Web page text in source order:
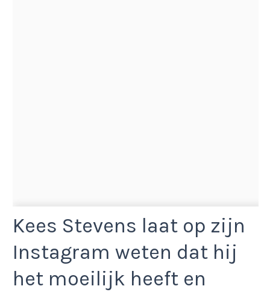
Kees Stevens laat op zijn
Instagram weten dat hij
het moeilijk heeft en